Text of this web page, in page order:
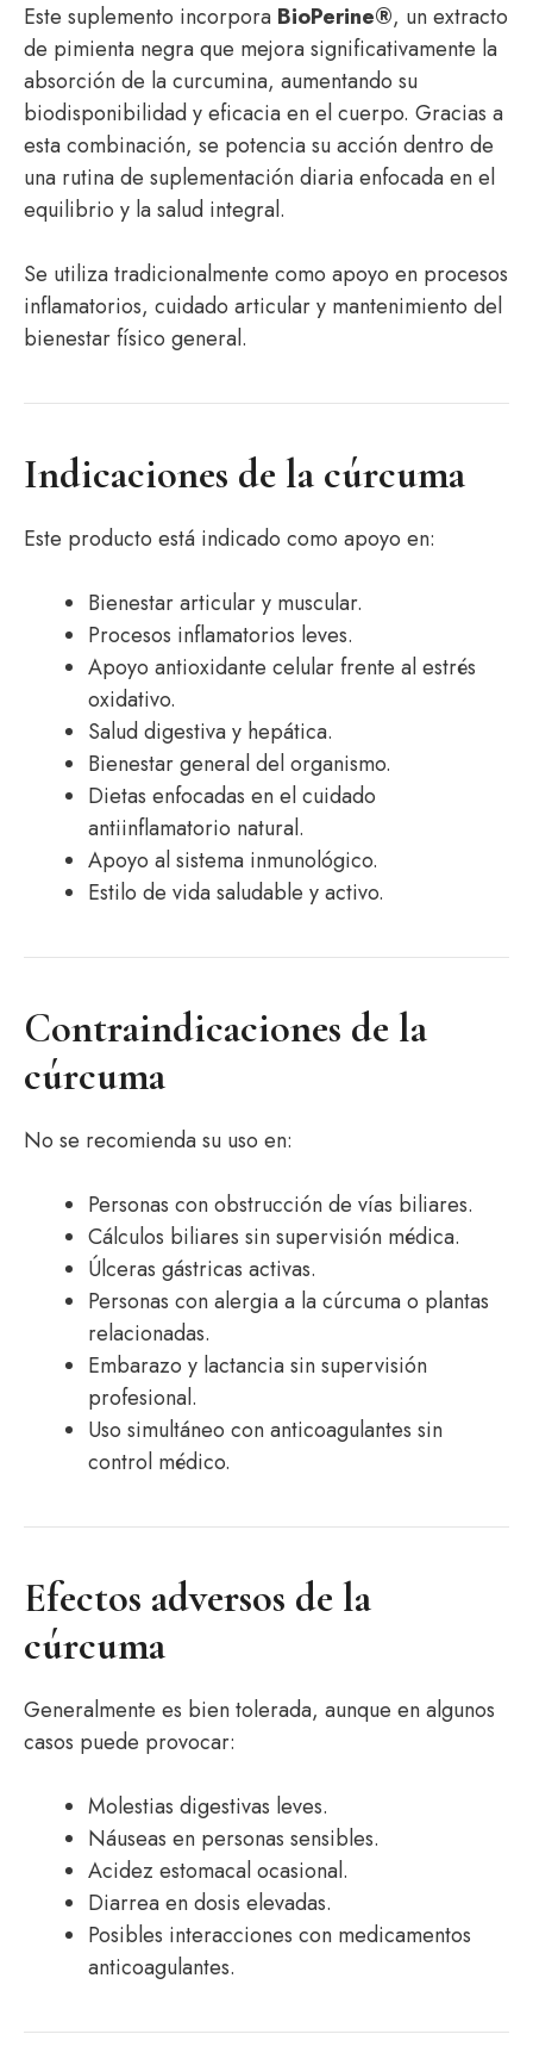
Este suplemento incorpora BioPerine®, un extracto
de pimienta negra que mejora significativamente la
absorción de la curcumina, aumentando su
biodisponibilidad y eficacia en el cuerpo. Gracias a
esta combinación, se potencia su acción dentro de
una rutina de suplementación diaria enfocada en el
equilibrio y la salud integral.
Se utiliza tradicionalmente como apoyo en procesos
inflamatorios, cuidado articular y mantenimiento del
bienestar físico general.
Indicaciones de la cúrcuma
Este producto está indicado como apoyo en:
Bienestar articular y muscular.
Procesos inflamatorios leves.
Apoyo antioxidante celular frente al estrés
oxidativo.
Salud digestiva y hepática.
Bienestar general del organismo.
Dietas enfocadas en el cuidado
antiinflamatorio natural.
Apoyo al sistema inmunológico.
Estilo de vida saludable y activo.
Contraindicaciones de la
cúrcuma
No se recomienda su uso en:
Personas con obstrucción de vías biliares.
Cálculos biliares sin supervisión médica.
Úlceras gástricas activas.
Personas con alergia a la cúrcuma o plantas
relacionadas.
Embarazo y lactancia sin supervisión
profesional.
Uso simultáneo con anticoagulantes sin
control médico.
Efectos adversos de la
cúrcuma
Generalmente es bien tolerada, aunque en algunos
casos puede provocar:
Molestias digestivas leves.
Náuseas en personas sensibles.
Acidez estomacal ocasional.
Diarrea en dosis elevadas.
Posibles interacciones con medicamentos
anticoagulantes.